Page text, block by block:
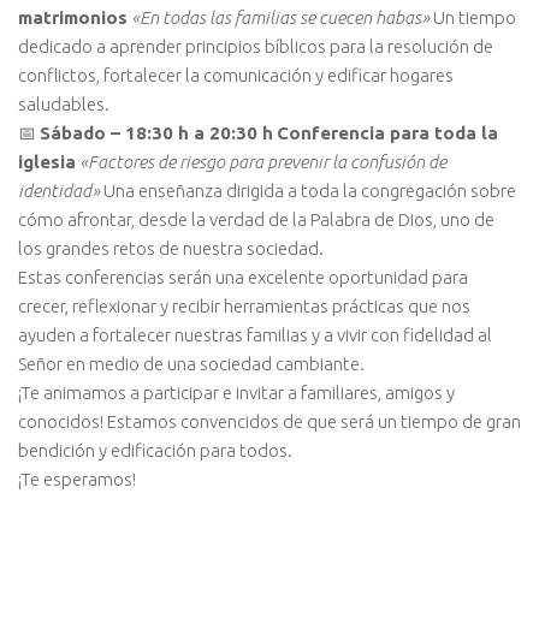
matrimonios «En todas las familias se cuecen habas»Un tiempo
dedicado a aprender principios bíblicos para la resolución de
conflictos, fortalecer la comunicación y edificar hogares
saludables.
📅 Sábado – 18:30 h a 20:30 h Conferencia para toda la
iglesia «Factores de riesgo para prevenir la confusión de
identidad»Una enseñanza dirigida a toda la congregación sobre
cómo afrontar, desde la verdad de la Palabra de Dios, uno de
los grandes retos de nuestra sociedad.
Estas conferencias serán una excelente oportunidad para
crecer, reflexionar y recibir herramientas prácticas que nos
ayuden a fortalecer nuestras familias y a vivir con fidelidad al
Señor en medio de una sociedad cambiante.
¡Te animamos a participar e invitar a familiares, amigos y
conocidos! Estamos convencidos de que será un tiempo de gran
bendición y edificación para todos.
¡Te esperamos!